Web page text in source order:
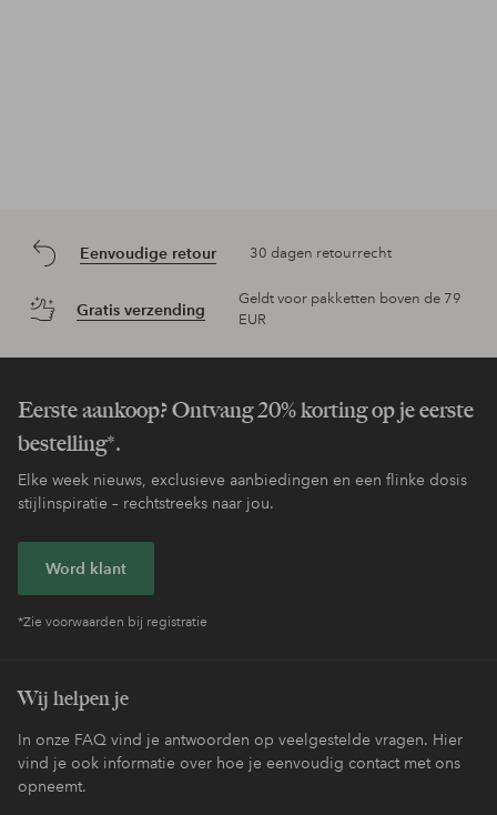
Eenvoudige retour 30 dagen retourrecht
Gratis verzending
Geldt voor pakketten boven de 79
EUR
Eerste aankoop? Ontvang 20% korting op je eerste
bestelling*.
Elke week nieuws, exclusieve aanbiedingen en een flinke dosis
stijlinspiratie – rechtstreeks naar jou.
Word klant
*Zie voorwaarden bij registratie
Wij helpen je
In onze FAQ vind je antwoorden op veelgestelde vragen. Hier
vind je ook informatie over hoe je eenvoudig contact met ons
opneemt.